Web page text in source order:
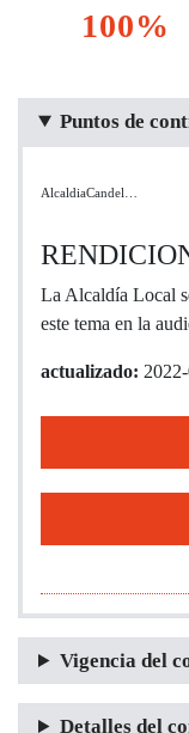
100%
Puntos de
AlcaldiaCandel…
La Alcaldía Local
este tema en la
actualizado:
Vigencia del
Detalles del